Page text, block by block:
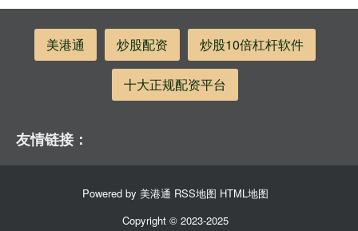
美港通 炒股配资 炒股10倍杠杆软件
十大正规配资平台
友情链接：
Powered by 美港通 RSS地图 HTML地图
Copyright © 2023-2025